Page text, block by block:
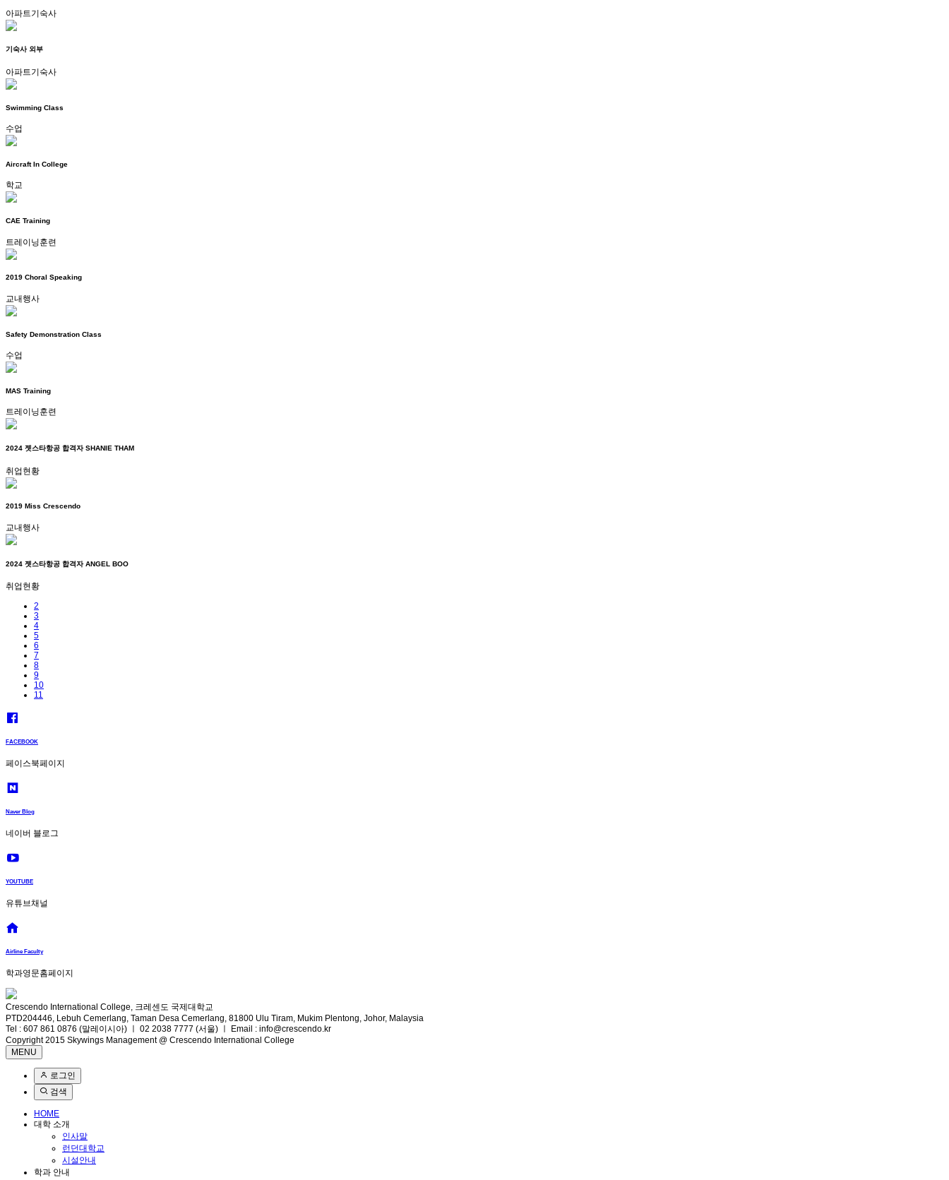
아파트기숙사
기숙사 외부
아파트기숙사
Swimming Class
수업
Aircraft In College
학교
CAE Training
트레이닝훈련
2019 Choral Speaking
교내행사
Safety Demonstration Class
수업
MAS Training
트레이닝훈련
2024 젯스타항공 합격자 SHANIE THAM
취업현황
2019 Miss Crescendo
교내행사
2024 젯스타항공 합격자 ANGEL BOO
취업현황
2
3
4
5
6
7
8
9
10
11
FACEBOOK
페이스북페이지
Naver Blog
네이버 블로그
YOUTUBE
유튜브채널
Airline Faculty
학과영문홈페이지
Crescendo International College, 크레센도 국제대학교
PTD204446, Lebuh Cemerlang, Taman Desa Cemerlang, 81800 Ulu Tiram, Mukim Plentong, Johor, Malaysia
Tel : 607 861 0876 (말레이시아) ㅣ 02 2038 7777 (서울) ㅣ Email : info@crescendo.kr
Copyright 2015 Skywings Management @ Crescendo International College
MENU
로그인
검색
HOME
대학 소개
인사말
런던대학교
시설안내
학과 안내